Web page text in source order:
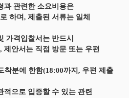
과 관련한 소요비용은
하며, 제출된 서류는 일체
가격입찰서는 반드시
제안서는 직접 방문 또는 우편
착분에 한함(18:00까지, 우편 제출
적으로 입증할 수 있는 관련